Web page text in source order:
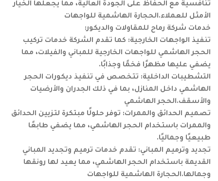
تنافسية مع الحفاظ على الجودة العالية، مما يجعلها الخيار
الأمثل للعملاء.الحجارة الهاشمية للواجهات
خدمات شركة رماح للمقاولات والديكور:
تنفيذ الواجهات الخارجية: كما تقدم الشركة خدمات تركيب
الحجر الهاشمي للواجهات الخارجية للمباني والفيلات، مما
يضفي عليها مظهرًا فخمًا وجذابًا.
التشطيبات الداخلية: تتخصص في تنفيذ ديكورات الحجر
الهاشمي داخل المنازل، بما في ذلك الجدران والأرضيات
والأسقف.الحجر الهاشمي
تصميم الحدائق والممرات: توفر حلولًا مبتكرة لتزيين الحدائق
والممرات باستخدام الحجر الهاشمي، مما يضفي طابعًا
طبيعيًا وجماليًا.
تجديد وترميم المباني: تقدم خدمات ترميم وتجديد المباني
القديمة باستخدام الحجر الهاشمي، مما يعيد لها رونقها
وجمالها.الحجارة الهاشمية للواجهات